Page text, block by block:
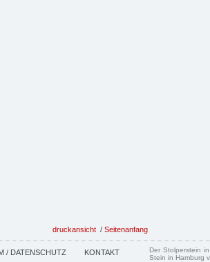
druckansicht / Seitenanfang
/ DATENSCHUTZ KONTAKT
Der Stolperstein
Stein in Hamburg